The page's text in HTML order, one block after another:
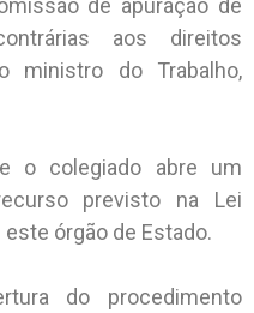
de apuração de
aos direitos
ministro do Trabalho,
o colegiado abre um
previsto na Lei
órgão de Estado.
do procedimento